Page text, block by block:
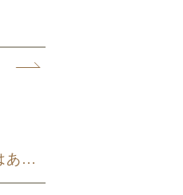
お宮詣りの赤ちゃんの服装は？準備するものはある？